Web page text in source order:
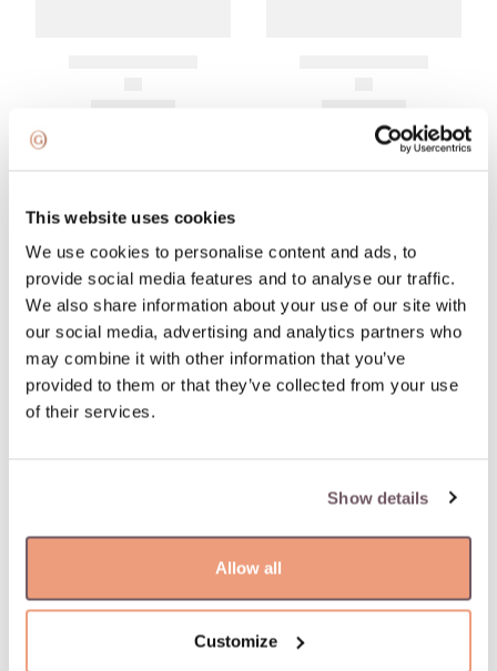
This website uses cookies
We use cookies to personalise content and ads, to
provide social media features and to analyse our traffic.
We also share information about your use of our site with
our social media, advertising and analytics partners who
may combine it with other information that you’ve
provided to them or that they’ve collected from your use
of their services.
Show details
Allow all
Customize